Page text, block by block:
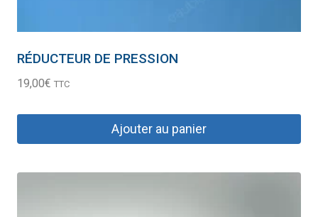
RÉDUCTEUR DE PRESSION
19,00€ TTC
Ajouter au panier